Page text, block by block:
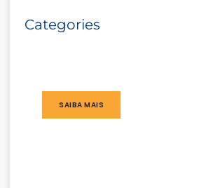
Categories
SAIBA MAIS